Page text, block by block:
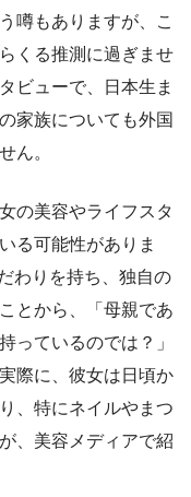
噂もありますが、こ
くる推測に過ぎませ
ビューで、日本生ま
家族についても外国
ん。
の美容やライフスタ
る可能性がありま
わりを持ち、独自の
とから、「母親であ
っているのでは？」
際に、彼女は日頃か
、特にネイルやまつ
、美容メディアで紹